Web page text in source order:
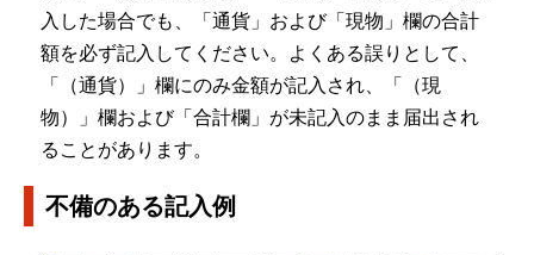
入した場合でも、「通貨」および「現物」欄の合計
額を必ず記入してください。よくある誤りとして、
「（通貨）」欄にのみ金額が記入され、「（現
物）」欄および「合計欄」が未記入のまま届出され
ることがあります。
不備のある記入例